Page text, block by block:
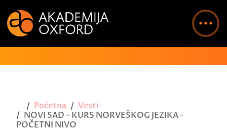
Početna
Vesti
NOVI SAD - KURS NORVEŠKOG JEZIKA -
POČETNI NIVO